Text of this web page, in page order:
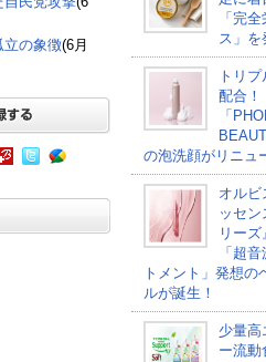
の象徴(6月
「完
ス」を
トリ
配合！
「
の泡洗顔がリニュ
オルビ
ッセン
リーズ
「超
トメント」発想の
ルが誕生！
少量高
ー流動